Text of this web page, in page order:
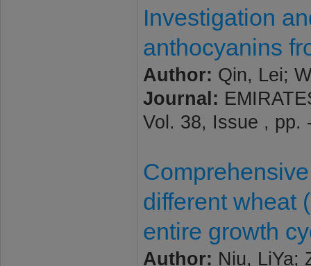
Investigation
anthocyanins
Author: Qin, Lei;
Journal:
Vol. 38, Issue , pp.
different wheat
entire growth
Author: Niu, LiYa;